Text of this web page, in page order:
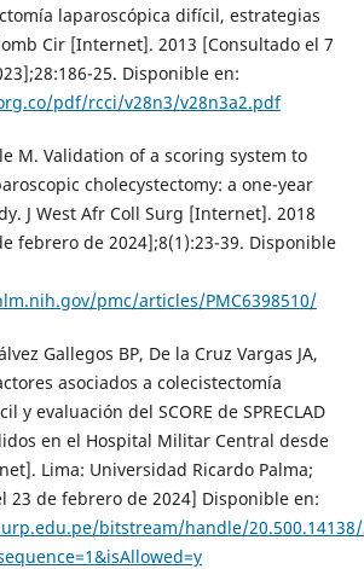
laparoscópica difícil, estrategias
Cir [Internet]. 2013 [Consultado el 7
25. Disponible en:
pdf/rcci/v28n3/v28n3a2.pdf
M. Validation of a scoring system to
cholecystectomy: a one-year
J West Afr Coll Surg [Internet]. 2018
febrero de 2024];8(1):23-39. Disponible
pmc/articles/PMC6398510/
Gallegos BP, De la Cruz Vargas JA,
asociados a colecistectomía
y evaluación del SCORE de SPRECLAD
en el Hospital Militar Central desde
Lima: Universidad Ricardo Palma;
23 de febrero de 2024] Disponible en:
bitstream/handle/20.500.14138/